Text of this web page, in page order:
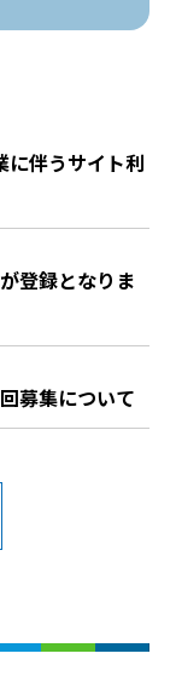
に伴うサイト利
登録となりま
募集について